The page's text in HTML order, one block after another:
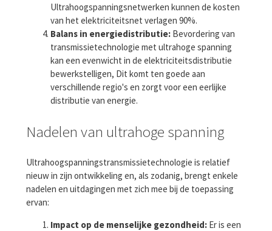
Ultrahoogspanningsnetwerken kunnen de kosten
van het elektriciteitsnet verlagen 90%.
Balans in energiedistributie: Bevordering van
transmissietechnologie met ultrahoge spanning
kan een evenwicht in de elektriciteitsdistributie
bewerkstelligen, Dit komt ten goede aan
verschillende regio's en zorgt voor een eerlijke
distributie van energie.
Nadelen van ultrahoge spanning
Ultrahoogspanningstransmissietechnologie is relatief
nieuw in zijn ontwikkeling en, als zodanig, brengt enkele
nadelen en uitdagingen met zich mee bij de toepassing
ervan:
Impact op de menselijke gezondheid: Er is een